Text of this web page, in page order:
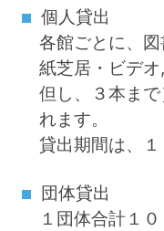
個人貸出
各館ごとに、
紙芝居・ビデオ
但し、３本ま
れます。
貸出期間は、１
団体貸出
１団体合計１